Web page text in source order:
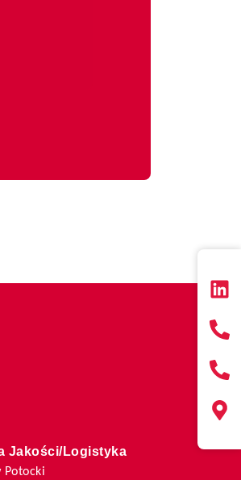
Jakości/Logistyka
Potocki